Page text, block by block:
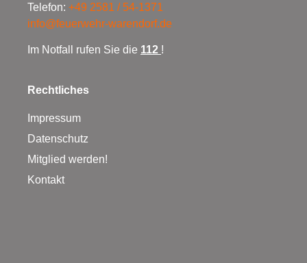
Telefon: +49 2581 / 54-1371
info@feuerwehr-warendorf.de
Im Notfall rufen Sie die 112 !
Rechtliches
Impressum
Datenschutz
Mitglied werden!
Kontakt